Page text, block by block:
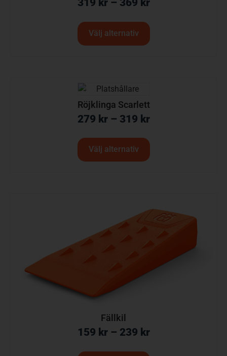
319 kr – 369 kr
Välj alternativ
Röjklinga Scarlett
279 kr – 319 kr
Välj alternativ
Fällkil
159 kr – 239 kr